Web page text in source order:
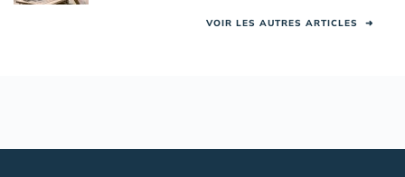
VOIR LES AUTRES ARTICLES ➜